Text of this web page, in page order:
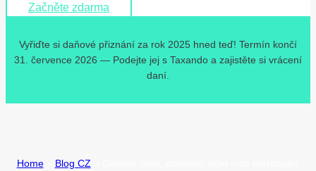
Začněte zdarma
Vyřiďte si daňové přiznání za rok 2025 hned teď! Termín končí
31. července 2026 — Podejte jej s Taxando a zajistěte si vrácení
daní.
Home» Blog CZ